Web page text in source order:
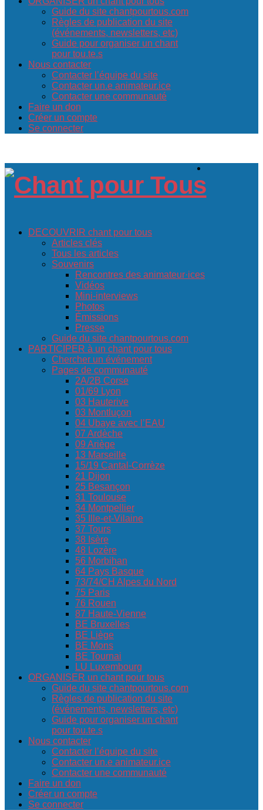
Guide du site chantpourtous.com
Règles de publication du site
(événements, newsletters, etc)
Guide pour organiser un chant
pour tou.te.s
Nous contacter
Contacter l’équipe du site
Contacter un.e animateur.ice
Contacter une communauté
Faire un don
Créer un compte
Se connecter
DECOUVRIR chant pour tous
Articles clés
Tous les articles
Souvenirs
Rencontres des animateur·ices
Vidéos
Mini-interviews
Photos
Émissions
Presse
Guide du site chantpourtous.com
PARTICIPER à un chant pour tous
Chercher un événement
Pages de communauté
2A/2B Corse
01/69 Lyon
03 Hauterive
03 Montluçon
04 Ubaye avec l’EAU
07 Ardèche
09 Ariège
13 Marseille
15/19 Cantal-Corrèze
21 Dijon
25 Besançon
31 Toulouse
34 Montpellier
35 Ille-et-Vilaine
37 Tours
38 Isère
48 Lozère
56 Morbihan
64 Pays Basque
73/74/CH Alpes du Nord
75 Paris
76 Rouen
87 Haute-Vienne
BE Bruxelles
BE Liège
BE Mons
BE Tournai
LU Luxembourg
ORGANISER un chant pour tous
Guide du site chantpourtous.com
Règles de publication du site
(événements, newsletters, etc)
Guide pour organiser un chant
pour tou.te.s
Nous contacter
Contacter l’équipe du site
Contacter un.e animateur.ice
Contacter une communauté
Faire un don
Créer un compte
Se connecter